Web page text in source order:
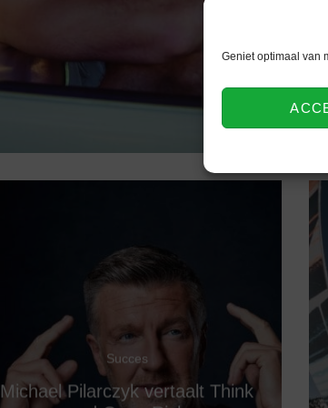
Geniet optimaal van
Succes
Michael Pilarczyk vertaalt Think